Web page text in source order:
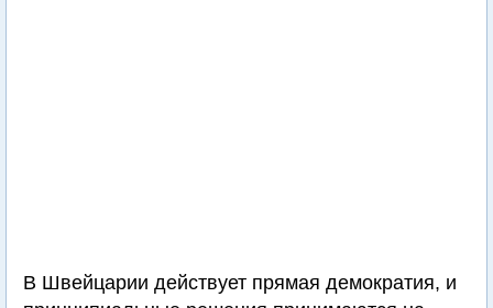
В Швейцарии действует прямая демократия, и